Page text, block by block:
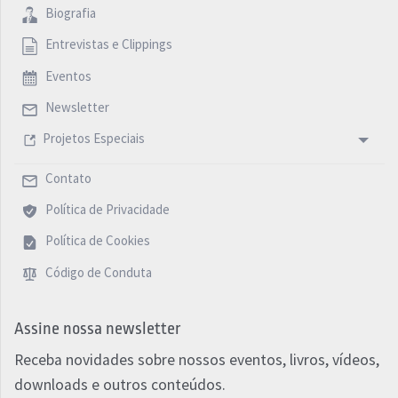
Biografia
Entrevistas e Clippings
Eventos
Newsletter
Projetos Especiais
Contato
Política de Privacidade
Política de Cookies
Código de Conduta
Assine nossa newsletter
Receba novidades sobre nossos eventos, livros, vídeos,
downloads e outros conteúdos.